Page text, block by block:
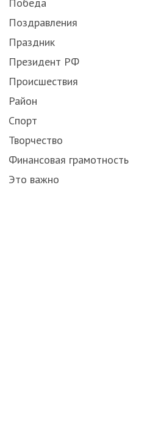
Поздравления
Праздник
Президент РФ
Происшествия
Район
Спорт
Творчество
Финансовая грамотность
Это важно